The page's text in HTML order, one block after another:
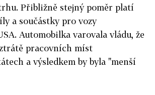
Přibližně stejný poměr platí
a součástky pro vozy
Automobilka varovala vládu, že
pracovních míst
a výsledkem by byla "menší